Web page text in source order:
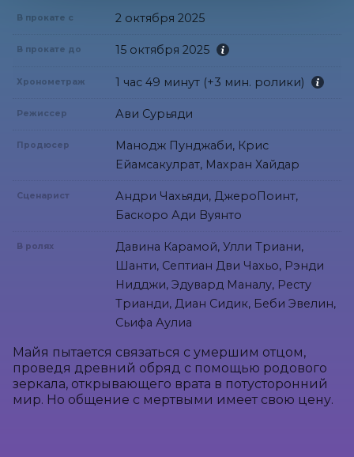
В прокате с 2 октября 2025
В прокате до 15 октября 2025
Хронометраж 1 час 49 минут (+3 мин. ролики)
Режиссер Ави Сурьяди
Продюсер
Манодж Пунджаби, Крис
Ейамсакулрат, Махран Хайдар
Сценарист
Андри Чахьяди, ДжероПоинт,
Баскоро Ади Вуянто
В ролях
Давина Карамой, Улли Триани,
Шанти, Септиан Дви Чахьо, Рэнди
Нидджи, Эдувард Маналу, Ресту
Трианди, Диан Сидик, Беби Эвелин,
Сьифа Аулиа
Майя пытается связаться с умершим отцом,
проведя древний обряд с помощью родового
зеркала, открывающего врата в потусторонний
мир. Но общение с мертвыми имеет свою цену.